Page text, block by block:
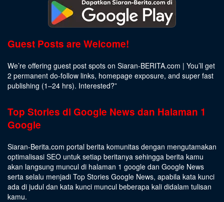
Guest Posts are Welcome!
We’re offering guest post spots on Siaran-BERITA.com | You’ll get
2 permanent do-follow links, homepage exposure, and super fast
publishing (1–24 hrs). Interested?”
Top Stories di Google News dan Halaman 1
Google
Siaran-Berita.com portal berita komunitas dengan mengutamakan
optimalisasi SEO untuk setiap beritanya sehingga berita kamu
akan langsung muncul di halaman 1 google dan Google News
serta selalu menjadi Top Stories Google News, apabila kata kunci
ada di judul dan kata kunci muncul beberapa kali didalam tulisan
kamu.